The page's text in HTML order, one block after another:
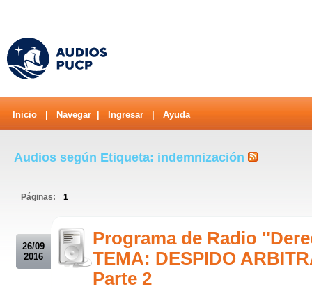
Inicio Navegar Ingresar Ayuda
Audios según Etiqueta: indemnización
Páginas: 1
26/09
2016
Programa de Radio
TEMA: DESPIDO
Parte 2